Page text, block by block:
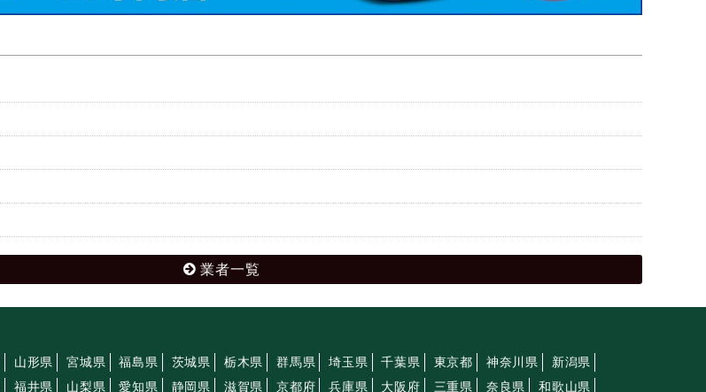
業者一覧
山形県 宮城県 福島県 茨城県 栃木県 群馬県 埼玉県 千葉県 東京都 神奈川県
新潟県
福井県 山梨県 愛知県 静岡県 滋賀県 京都府 兵庫県 大阪府 三重県 奈良県 和歌山県